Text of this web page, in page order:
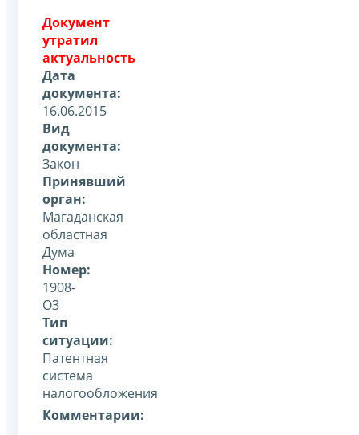
Документ
утратил
актуальность
Дата
документа:
16.06.2015
Вид
документа:
Закон
Принявший
орган:
Магаданская
областная
Дума
Номер:
1908-
ОЗ
Тип
ситуации:
Патентная
система
налогообложения
Комментарии: